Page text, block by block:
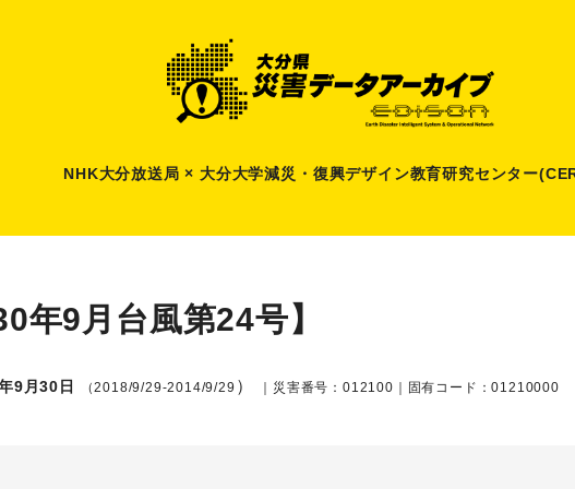
NHK大分放送局 × 大分大学減災 ・ 復興デザイン教育研究センター
年9月台風第24号】
9月30日 （2018/9/29-2014/9/29 ） ｜災害番号：012100｜固有コード：01210000